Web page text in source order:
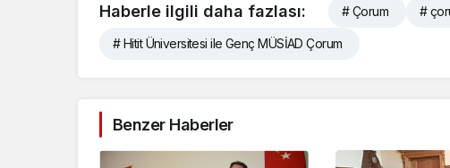
Haberle ilgili daha fazlası: # Çorum #
# Hitit Üniversitesi ile Genç MÜSİAD Çorum
Benzer Haberler